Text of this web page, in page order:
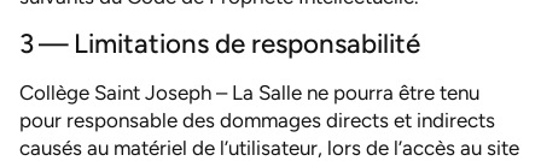
3 — Limitations de responsabilité
Collège Saint Joseph – La Salle ne pourra être tenu
pour responsable des dommages directs et indirects
causés au matériel de l’utilisateur, lors de l’accès au site